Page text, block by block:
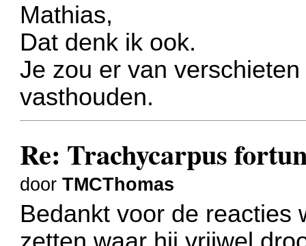
Mathias,
Dat denk ik ook.
Je zou er van
vasthouden.
Re: Trachycarpus
doorTMCThomas
Bedankt voor de reacties